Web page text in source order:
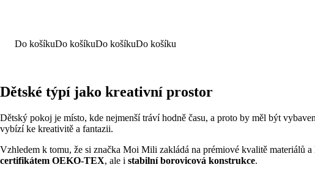
Do košíkuDo košíkuDo košíkuDo košíku
Dětské týpí jako kreativní prostor
Dětský pokoj je místo, kde nejmenší tráví hodně času, a proto by měl být
vybízí ke kreativitě a fantazii.
Vzhledem k tomu, že si značka Moi Mili zakládá na prémiové kvalitě materiálů
certifikátem OEKO-TEX, ale i stabilní borovicová konstrukce.